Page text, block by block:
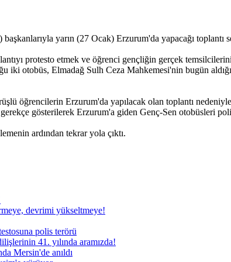
yarın (27 Ocak) Erzurum'da yapacağı
protesto etmek ve öğrenci gençliğin gerçek
iki otobüs, Elmadağ Sulh Ceza Mahkemesi'nin bugün
öğrencilerin Erzurum'da yapılacak olan toplantı
gösterilerek Erzurum'a giden Genç-Sen otobüsleri
ardından tekrar yola çıktı.
devrimi yükseltmeye!
polis terörü
41. yılında aramızda!
Mersin'de anıldı